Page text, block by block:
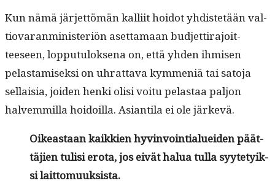
Kun nämä jär­jet­tömän kalli­it hoidot yhdis­tetään val­
tio­varan­min­is­ter­iön aset­ta­maan bud­jet­ti­ra­joit­
teeseen, lop­putu­lok­se­na on, että yhden ihmisen
pelas­tamisek­si on uhrat­ta­va kym­meniä tai sato­ja
sel­l­aisia, joiden hen­ki olisi voitu pelas­taa paljon
halvem­mil­la hoidoil­la. Asianti­la ei ole järkevä.
Oikeas­t­aan kaikkien hyv­in­voin­tialuei­den päät­
täjien tulisi ero­ta, jos eivät halua tul­la syyte­tyik­
si laittomuuksista.